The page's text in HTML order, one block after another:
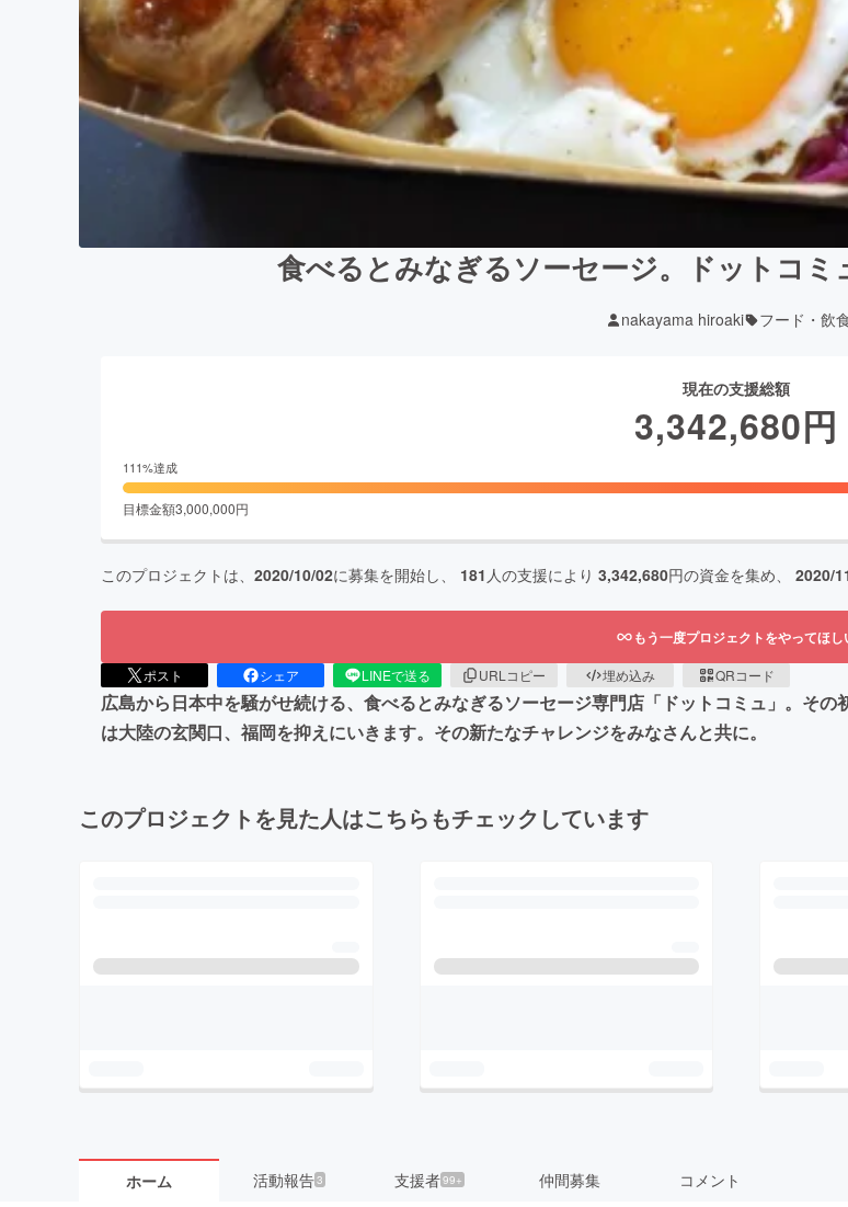
食べるとみなぎるソーセージ。ドットコミ
nakayama hiroaki フード・飲
現在の支援総額
3,342,680円
111%達成
目標金額3,000,000円
このプロジェクトは、 2020/10/02に募集を開始し、 181 人の支援により 3,342,680円の資金を集め、 2020/
もう一度プロジェクトをやってほし
ポスト シェア LINEで送る URLコピー 埋め込み QRコード
広島から日本中を騒がせ続ける、食べるとみなぎるソーセージ専門店「ドットコミュ」。そ
は大陸の玄関口、福岡を抑えにいきます。その新たなチャレンジをみなさんと共に。
このプロジェクトを見た人はこちらもチェックしています
ホーム 活動報告3 支援者99+ 仲間募集 コメント